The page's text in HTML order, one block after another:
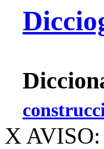
X AVISO: